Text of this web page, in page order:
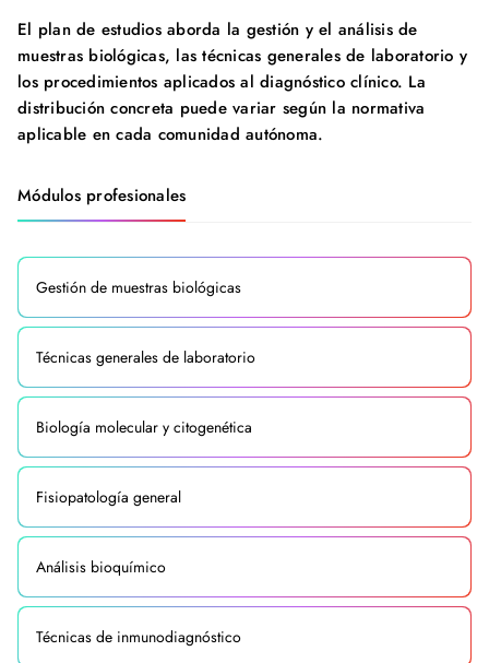
El plan de estudios aborda la gestión y el análisis de
muestras biológicas, las técnicas generales de laboratorio y
los procedimientos aplicados al diagnóstico clínico. La
distribución concreta puede variar según la normativa
aplicable en cada comunidad autónoma.
Módulos profesionales
Gestión de muestras biológicas
Técnicas generales de laboratorio
Biología molecular y citogenética
Fisiopatología general
Análisis bioquímico
Técnicas de inmunodiagnóstico